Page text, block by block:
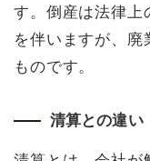
す。倒産は法律上
を伴いますが、廃
ものです。
清算との違い